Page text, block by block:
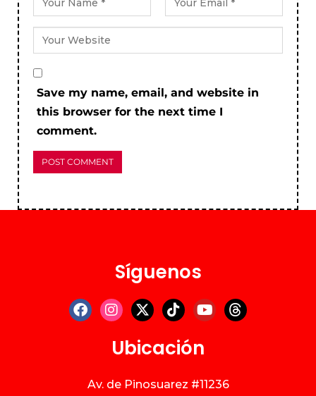
Save my name, email, and website in
this browser for the next time I
comment.
Síguenos
Ubicación
Av. de Pinosuarez #11236